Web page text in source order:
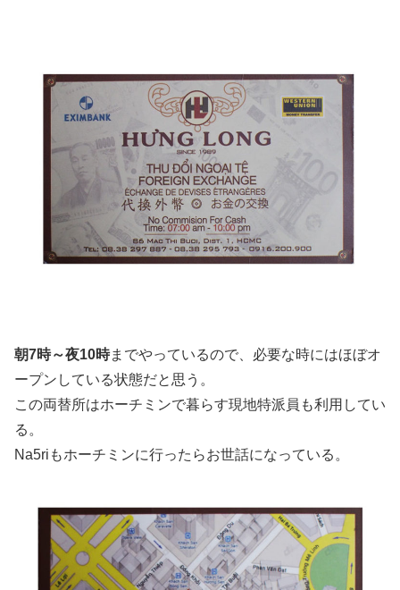
朝7時～夜10時までやっているので、必要な時にはほぼオ
ープンしている状態だと思う。
この両替所はホーチミンで暮らす現地特派員も利用してい
る。
Na5riもホーチミンに行ったらお世話になっている。